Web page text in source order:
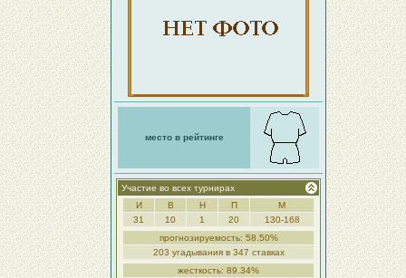
место в рейтинге
Участие во всех турнирах
И
В Н П
М
31
10 1 20
130-168
прогнозируемость: 58.50%
203 угадывания в 347 ставках
жесткость: 89.34%